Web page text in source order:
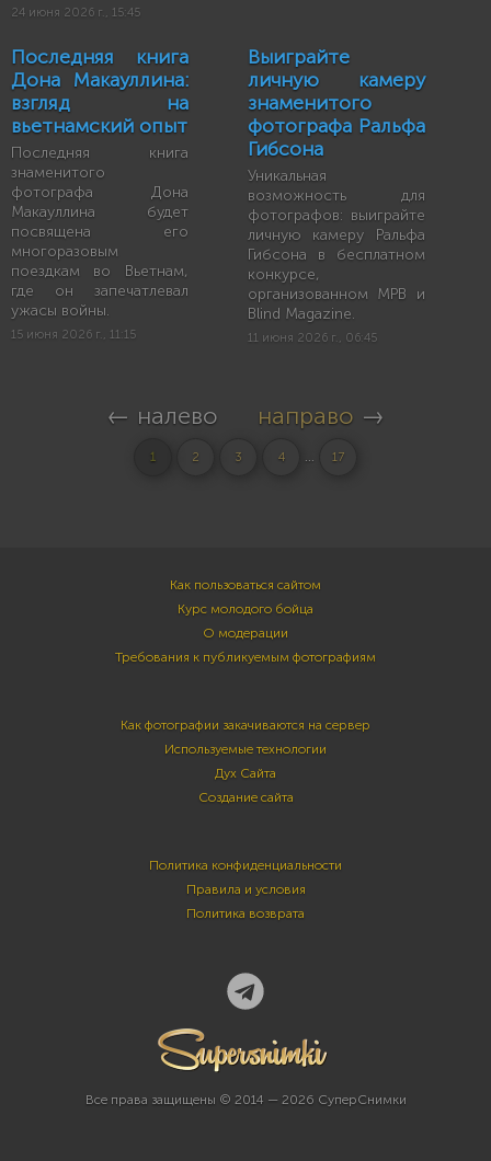
24 июня 2026 г., 15:45
Последняя книга
Дона Макауллина:
взгляд на
вьетнамский опыт
Последняя книга
знаменитого
фотографа Дона
Макауллина будет
посвящена его
многоразовым
поездкам во Вьетнам,
где он запечатлевал
ужасы войны.
15 июня 2026 г., 11:15
Выиграйте
личную камеру
знаменитого
фотографа Ральфа
Гибсона
Уникальная
возможность для
фотографов: выиграйте
личную камеру Ральфа
Гибсона в бесплатном
конкурсе,
организованном MPB и
Blind Magazine.
11 июня 2026 г., 06:45
← налево направо →
1 2 3 4 ... 17
Как пользоваться сайтом
Курс молодого бойца
О модерации
Требования к публикуемым фотографиям
Как фотографии закачиваются на сервер
Используемые технологии
Дух Сайта
Создание сайта
Политика конфиденциальности
Правила и условия
Политика возврата
Все права защищены © 2014 — 2026 СуперСнимки